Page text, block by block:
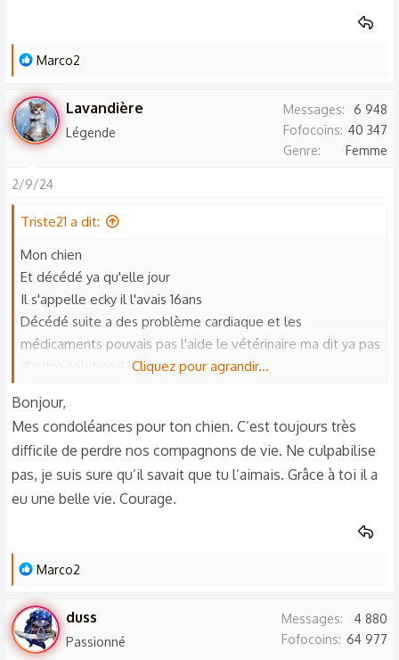
L
s
r
é
c
i
n
s
:
Marco2
Lavandière
Légende
Messages
6 948
Fofocoins 40 347
Genre
Femme
2/9/24
Triste21 a dit:
Mon chien
Et décédé ya qu'elle jour
Il s'appelle ecky il l'avais 16ans
Décédé suite a des problème cardiaque et les
médicaments pouvais pas l'aide le vétérinaire ma dit ya pas
d'autre solution il long pique
Il me manque tellement que j'ai envie pleure
🥹 S'était toute ma vie mon pauvre amour j'ai pas pu lui
dire en revoir cars j'étais pas chez moi mais loin a 1h 😔
comment je me sens coupable j'aimerais tellement qu'il me
pardonne
Sache que je l'aime toute mon cœur que je suis désolée et
Cliquez pour agrandir...
Bonjour,
Mes condoléances pour ton chien. C’est toujours très
difficile de perdre nos compagnons de vie. Ne culpabilise
pas, je suis sure qu’il savait que tu l’aimais. Grâce à toi il a
eu une belle vie. Courage.
L
s
r
é
Marco2
duss
Passionné
Messages
4 880
Fofocoins 64 977